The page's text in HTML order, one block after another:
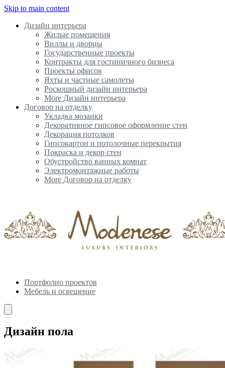
Skip to main content
Дизайн интерьера
Жилые помещения
Виллы и дворцы
Государственные проекты
Контракты для гостиничного бизнеса
Проекты офисов
Яхты и частные самолеты
Роскошный дизайн интерьера
More Дизайн интерьера
Договор на отделку
Укладка мозаики
Декоративное гипсовое оформление стен
Декорация потолков
Гипсокартон и потолочные перекрытия
Покраска и декор стен
Обустройство ванных комнат
Электромонтажные работы
More Договор на отделку
Портфолио проектов
Мебель и освещение
Дизайн пола